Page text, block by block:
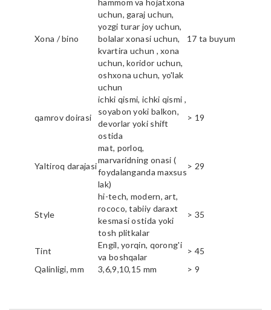
Xona / bino
uchun, garaj uchun,
yozgi turar joy uchun,
bolalar xonasi uchun,
kvartira uchun , xona
uchun, koridor uchun,
oshxona uchun, yo'lak
uchun
17 ta buyum
qamrov doirasi
ichki qismi, ichki qismi ,
soyabon yoki balkon,
devorlar yoki shift
ostida
> 19
Yaltiroq darajasi
mat, porloq,
marvaridning onasi (
foydalanganda maxsus
lak)
> 29
Style
hi-tech, modern, art,
rococo, tabiiy daraxt
kesmasi ostida yoki
tosh plitkalar
> 35
Tint
Engil, yorqin, qorong'i
va boshqalar
> 45
Qalinligi, mm
3,6,9,10,15 mm > 9